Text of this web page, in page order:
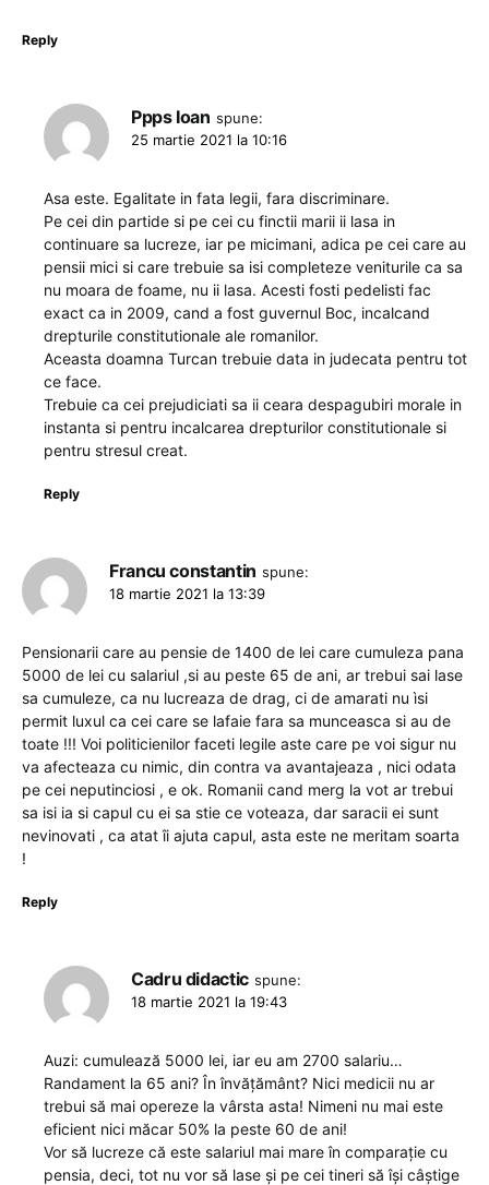
Reply
Ppps Ioan spune:
25 martie 2021 la 10:16
Asa este. Egalitate in fata legii, fara discriminare.
Pe cei din partide si pe cei cu finctii marii ii lasa in
continuare sa lucreze, iar pe micimani, adica pe cei care au
pensii mici si care trebuie sa isi completeze veniturile ca sa
nu moara de foame, nu ii lasa. Acesti fosti pedelisti fac
exact ca in 2009, cand a fost guvernul Boc, incalcand
drepturile constitutionale ale romanilor.
Aceasta doamna Turcan trebuie data in judecata pentru tot
ce face.
Trebuie ca cei prejudiciati sa ii ceara despagubiri morale in
instanta si pentru incalcarea drepturilor constitutionale si
pentru stresul creat.
Reply
Francu constantin spune:
18 martie 2021 la 13:39
Pensionarii care au pensie de 1400 de lei care cumuleza pana
5000 de lei cu salariul ,si au peste 65 de ani, ar trebui sai lase
sa cumuleze, ca nu lucreaza de drag, ci de amarati nu ìsi
permit luxul ca cei care se lafaie fara sa munceasca si au de
toate !!! Voi politicienilor faceti legile aste care pe voi sigur nu
va afecteaza cu nimic, din contra va avantajeaza , nici odata
pe cei neputinciosi , e ok. Romanii cand merg la vot ar trebui
sa isi ia si capul cu ei sa stie ce voteaza, dar saracii ei sunt
nevinovati , ca atat îi ajuta capul, asta este ne meritam soarta
!
Reply
Cadru didactic spune:
18 martie 2021 la 19:43
Auzi: cumulează 5000 lei, iar eu am 2700 salariu…
Randament la 65 ani? În învățământ? Nici medicii nu ar
trebui să mai opereze la vârsta asta! Nimeni nu mai este
eficient nici măcar 50% la peste 60 de ani!
Vor să lucreze că este salariul mai mare în comparație cu
pensia, deci, tot nu vor să lase și pe cei tineri să își câștige